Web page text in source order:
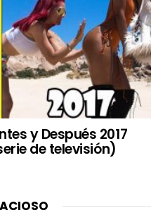
y Después 2017
de televisión)